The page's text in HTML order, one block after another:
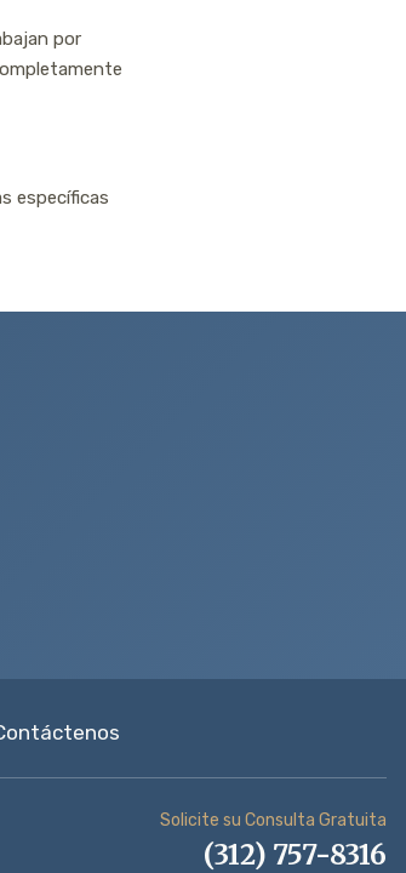
por
específicas
Solicite su Consulta Gratuita
(312) 757-8316